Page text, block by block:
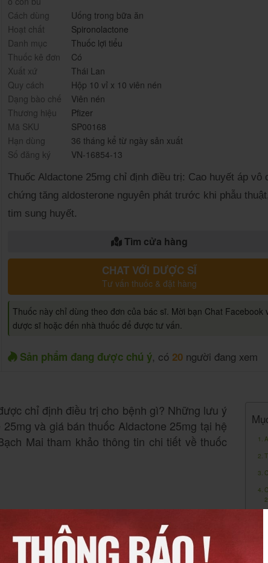
Cách dùng
Uống trong bữa ăn
Hoạt chất
Spironolactone
Danh mục
Thuốc lợi tiểu
Thuốc kê đơn
Có
Xuất xứ
Thái Lan
Quy cách
Hộp 10 vỉ x 10 viên nén
Dạng bào chế
Viên nén
Thương hiệu
Pfizer
Mã SKU
SP00168
Hạn dùng
36 tháng kể từ ngày sản xuất
Số đăng ký
VN-16854-13
Thuốc Aldactone 25mg chỉ định điều trị: Cao huyết áp vô
chứng tăng aldosterone nguyên phát trước khi phẫu
tim sung huyết.
Tìm cửa hàng
CHAT VỚI DƯỢC SĨ
Tư vấn thuốc & đặt hàng
Thuốc này chỉ dùng theo đơn của bác sĩ. Mời bạn Chat Facebook
dược sĩ hoặc đến nhà thuốc để được tư vấn.
Sản phẩm đang được chú ý, có 20 người đang xem
chỉ định điều trị cho bệnh gì? Những lưu ý
và giá bán thuốc Aldactone 25mg tại hệ
Mai tham khảo thông tin chi tiết về thuốc
điều trị: Cao huyết áp vô căn, chứng tăng
sung huyết,..